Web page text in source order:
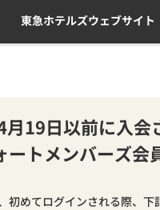
東急ホテルズウェブサイト
19日以前に入会
ートメンバーズ会
初めてログインされる際、下